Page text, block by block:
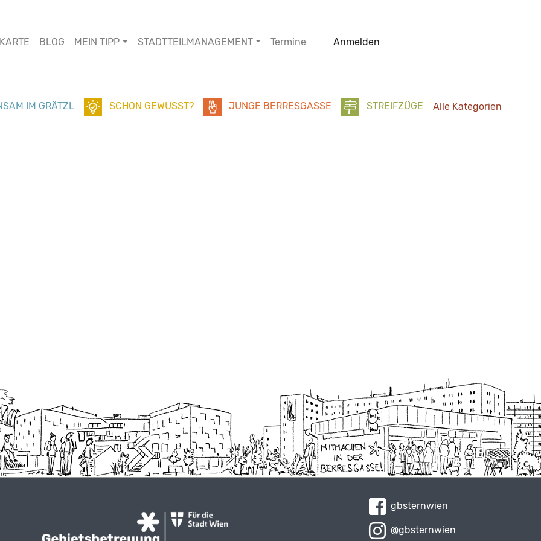
KARTE BLOG MEIN TIPP STADTTEILMANAGEMENT Termine Anmelden
IM GRÄTZL SCHON GEWUSST? JUNGE BERRESGASSE STREIFZÜGE Alle Kategorien
gbsternwien
@gbsternwien